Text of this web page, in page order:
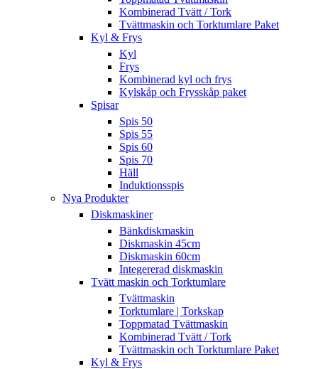
Kombinerad Tvätt / Tork
Tvättmaskin och Torktumlare Paket
Kyl & Frys
Kyl
Frys
Kombinerad kyl och frys
Kylskåp och Frysskåp paket
Spisar
Spis 50
Spis 55
Spis 60
Spis 70
Häll
Induktionsspis
Nya Produkter
Diskmaskiner
Bänkdiskmaskin
Diskmaskin 45cm
Diskmaskin 60cm
Integererad diskmaskin
Tvätt maskin och Torktumlare
Tvättmaskin
Torktumlare | Torkskap
Toppmatad Tvättmaskin
Kombinerad Tvätt / Tork
Tvättmaskin och Torktumlare Paket
Kyl & Frys